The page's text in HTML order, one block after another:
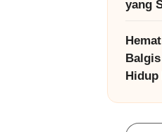
yang
Hidup